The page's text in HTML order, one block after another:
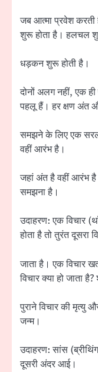
जब आत्मा प्रवेश
शुरू होता है। हलचल
धड़कन शुरू होती है।
दोनों अलग नहीं, एक
पहलू हैं। हर क्षण अंत
समझने के लिए एक
वहीं आरंभ है।
जहां अंत है वहीं आरंभ
समझना है।
उदाहरण: एक विचार
होता है तो तुरंत दूसरा
जाता है। एक विचार
विचार क्या हो जाता
पुराने विचार की मृत्यु
जन्म।
उदाहरण: सांस
दूसरी अंदर आई।